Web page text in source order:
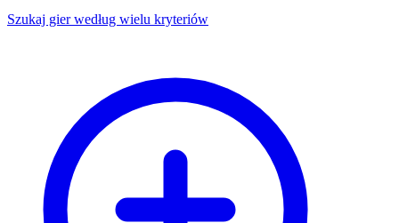
Szukaj gier według wielu kryteriów